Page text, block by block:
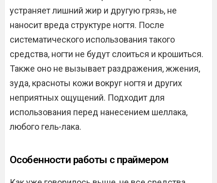
устраняет лишний жир и другую грязь, не
наносит вреда структуре ногтя. После
систематического использования такого
средства, ногти не будут слоиться и крошиться.
Также оно не вызывает раздражения, жжения,
зуда, красноты кожи вокруг ногтя и других
неприятных ощущений. Подходит для
использования перед нанесением шеллака,
любого гель-лака.
Особенности работы с праймером